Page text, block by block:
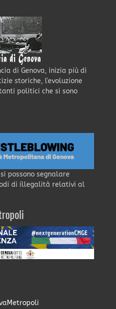
di Genova, inizia più di
storiche, l'evoluzione
politici che si sono
possono segnalare
di illegalità relativi al